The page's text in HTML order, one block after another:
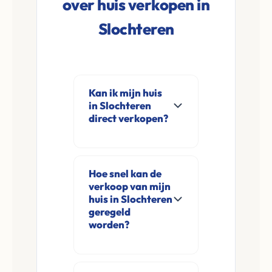
over huis verkopen in
Slochteren
Kan ik mijn huis
in Slochteren
direct verkopen?
direct aan in
Slochteren en
omgeving. U
verkoopt
Hoe snel kan de
verkoop van mijn
huis in Slochteren
geregeld
worden?